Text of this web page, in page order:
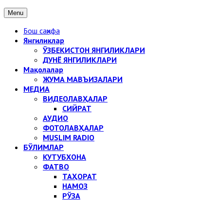
Menu
Бош саҳифа
Янгиликлар
ЎЗБЕКИСТОН ЯНГИЛИКЛАРИ
ДУНЁ ЯНГИЛИКЛАРИ
Мақолалар
ЖУМА МАВЪИЗАЛАРИ
МЕДИА
ВИДЕОЛАВҲАЛАР
СИЙРАТ
АУДИО
ФОТОЛАВҲАЛАР
MUSLIM RADIO
БЎЛИМЛАР
КУТУБХОНА
ФАТВО
ТАҲОРАТ
НАМОЗ
РЎЗА